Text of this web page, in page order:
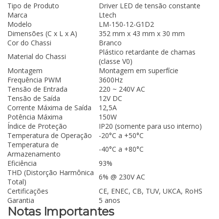
Tipo de Produto
Driver LED de tensão constante
Marca
Ltech
Modelo
LM-150-12-G1D2
Dimensões (C x L x A)
352 mm x 43 mm x 30 mm
Cor do Chassi
Branco
Material do Chassi
Plástico retardante de chamas
(classe V0)
Montagem
Montagem em superfície
Frequência PWM
3600Hz
Tensão de Entrada
220 ~ 240V AC
Tensão de Saída
12V DC
Corrente Máxima de Saída
12,5A
Potência Máxima
150W
Índice de Proteção
IP20 (somente para uso interno)
Temperatura de Operação
-20°C a +50°C
Temperatura de
Armazenamento
-40°C a +80°C
Eficiência
93%
THD (Distorção Harmônica
Total)
6% @ 230V AC
Certificações
CE, ENEC, CB, TUV, UKCA, RoHS
Garantia
5 anos
Notas Importantes